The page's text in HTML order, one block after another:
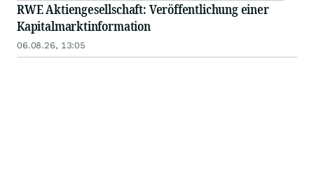
RWE Aktiengesellschaft: Veröffentlichung einer
Kapitalmarktinformation
06.08.26, 13:05